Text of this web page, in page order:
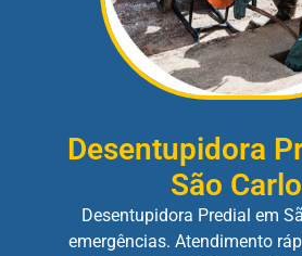
Desentupidora
São
Desentupidora Predial em
emergências. Atendimento